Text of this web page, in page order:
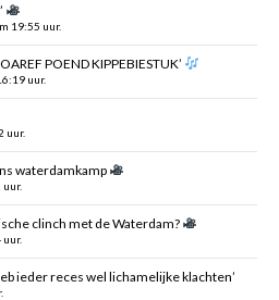
19:55 uur.
POEND KIPPEBIESTUK’
uur.
uur.
waterdamkamp
clinch met de Waterdam?
ieder reces wel lichamelijke klachten’